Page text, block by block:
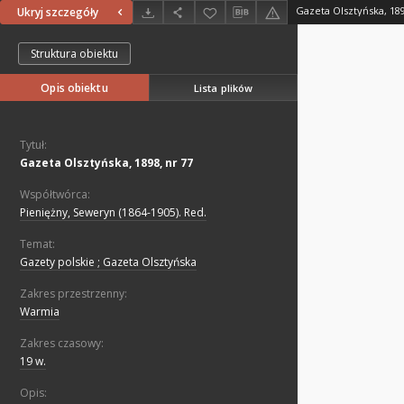
Ukryj szczegóły Gazeta Olsztyńska,
Struktura obiektu
Opis obiektu Lista plików
Tytuł:
Gazeta Olsztyńska, 1898, nr 77
Współtwórca:
Pieniężny, Seweryn (1864-1905). Red.
Temat:
Gazety polskie ; Gazeta Olsztyńska
Zakres przestrzenny:
Warmia
Zakres czasowy:
19 w.
Opis: